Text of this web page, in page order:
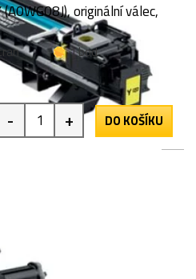
originální válec,
1 bod
- + DO KOŠÍKU